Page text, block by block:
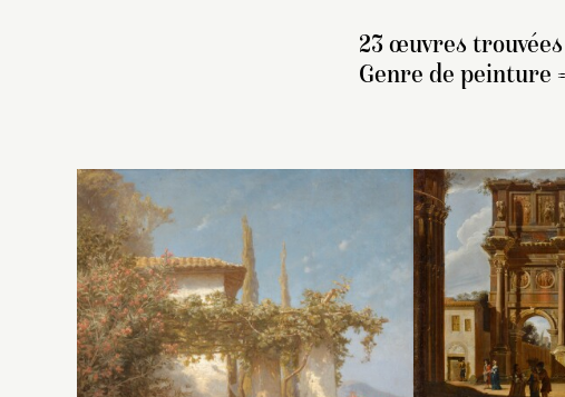
23 œuvres
Genre de peinture
Fils
Paul
l’élève
de